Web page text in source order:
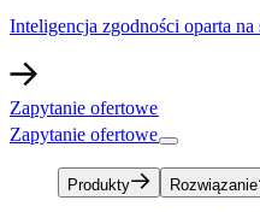
Inteligencja zgodności oparta
Zapytanie ofertowe​​
Zapytanie ofertowe​​
Produkty​​ Rozwiązanie​​